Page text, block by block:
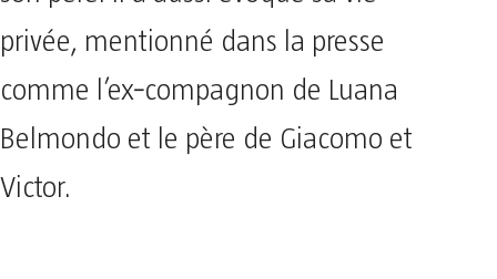
privée, mentionné dans la presse
comme l’ex‑compagnon de Luana
Belmondo et le père de Giacomo et
Victor.